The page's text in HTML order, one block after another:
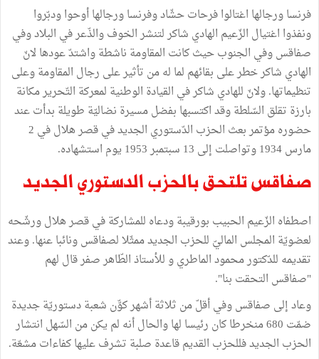
فرنسا ورجالها اغتالوا فرحات حشّاد وفرنسا ورجالها أوحوا ودبّروا
ونفذوا اغتيال الزّعيم الهادي شاكر لتنشر الخوف والذّعر في البلاد وفي
صفاقس وفي الجنوب حيث كانت المقاومة ناشطة واشتدّ عودها لانّ
الهادي شاكر خطر على بقائهم لما له من تأثير على رجال المقاومة وعلى
تنظيماتها. ولانّ للهادي شاكر في القيادة الوطنية لمعركة التّحرير مكانة
بارزة تقلق السّلطة وقد اكتسبها بفضل مسيرة نضاليّة طويلة بدﺃت عند
حضوره مؤتمر بعث الحزب الدّستوري الجديد في قصر هلال في 2
مارس 1934 وتواصلت إلى 13 سبتمبر 1953 يوم استشهاده.
صفاقس تلتحق بالحزب الدستوري الجديد
اصطفاه الزّعيم الحبيب بورقيبة ودعاه للمشاركة في قصر هلال ورشّحه
لعضويّة المجلس الماليّ للحزب الجديد ممثّلا لصفاقس ونائبا عنها. وعند
تقديمه للدّكتور محمود الماطري و للأستاذ الطّاهر صفر قال لهم
"صفاقس التحقت بنا".
وعاد إلى صفاقس وفي أقلّ من ثلاثة ﺃشهر كوّّن شعبة دستوريّة جديدة
ضمّت 680 منخرطا كان رئيسا لها والحال ﺃنه لم يكن من السّهل انتشار
الحزب الجديد فللحزب القديم قاعدة صلبة تشرف عليها كفاءات مشعّة.